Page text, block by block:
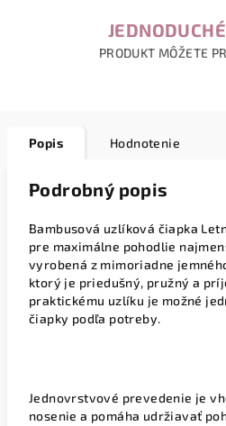
PRODUKT MÔŽETE
Popis Hodnotenie
Podrobný popis
Bambusová uzlíková čiapka
pre maximálne pohodlie
vyrobená z mimoriadne
ktorý je priedušný, pružný a
praktickému uzlíku je možné
čiapky podľa potreby.
Jednovrstvové prevedenie je
nosenie a pomáha udržiavať